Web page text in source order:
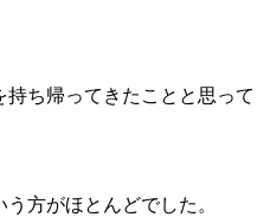
ち帰ってきたことと思って
方がほとんどでした。